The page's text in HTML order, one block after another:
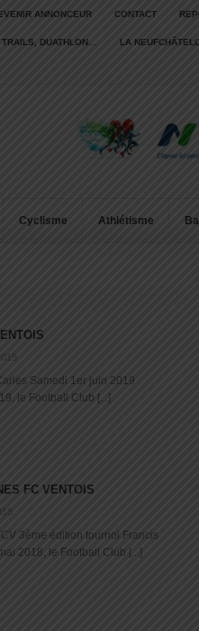
ANNONCEUR CONTACT
DUATHLON… LA
Cyclisme Athlétisme
Samedi 1er juin 2019
le Football Club [...]
FC VENTOIS
3ème édition tournoi Francis
2018, le Football Club [...]